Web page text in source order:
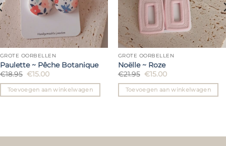
GROTE OORBELLEN
Paulette ~ Pêche Botanique
€18.95 Oorspronkelijke
was:
€18.95.
€15.00Huidige
is:
€15.00.
Toevoegen aan winkelwagen
GROTE OORBELLEN
Noëlle ~ Roze
€21.95 Oorspronkelijke
was:
€21.95.
€15.00Huidige
is:
€15.00.
Toevoegen aan winkelwagen